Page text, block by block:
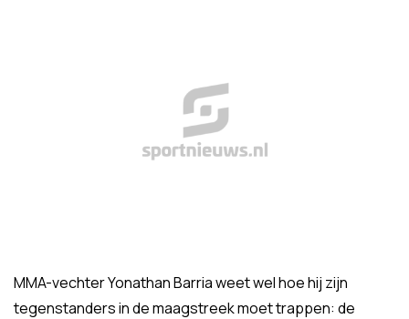
MMA-vechter Yonathan Barria weet wel hoe hij zijn
tegenstanders in de maagstreek moet trappen: de